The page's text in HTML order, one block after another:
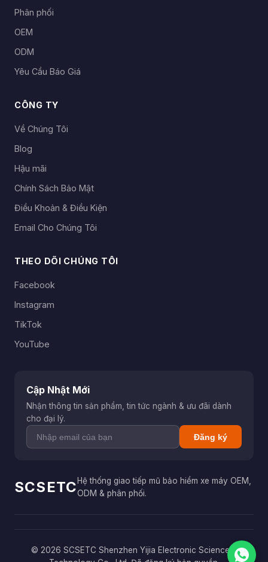
Phân phối
OEM
ODM
Yêu Cầu Báo Giá
CÔNG TY
Về Chúng Tôi
Blog
Hậu mãi
Chính Sách Bảo Mật
Điều Khoản & Điều Kiện
Email Cho Chúng Tôi
THEO DÕI CHÚNG TÔI
Facebook
Instagram
TikTok
YouTube
Cập Nhật Mới
Nhận thông tin sản phẩm, tin tức ngành & ưu đãi dành
cho đại lý.
Đăng ký
SCSETCHệ thống giao tiếp mũ bảo hiểm xe máy OEM,
ODM & phân phối.
© 2026 SCSETC Shenzhen Yijia Electronic Science &